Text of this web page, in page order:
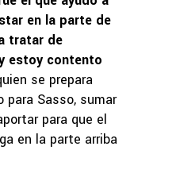
en la parte de
tratar de
estoy contento
se prepara
para Sasso, sumar
para que el
en la parte arriba